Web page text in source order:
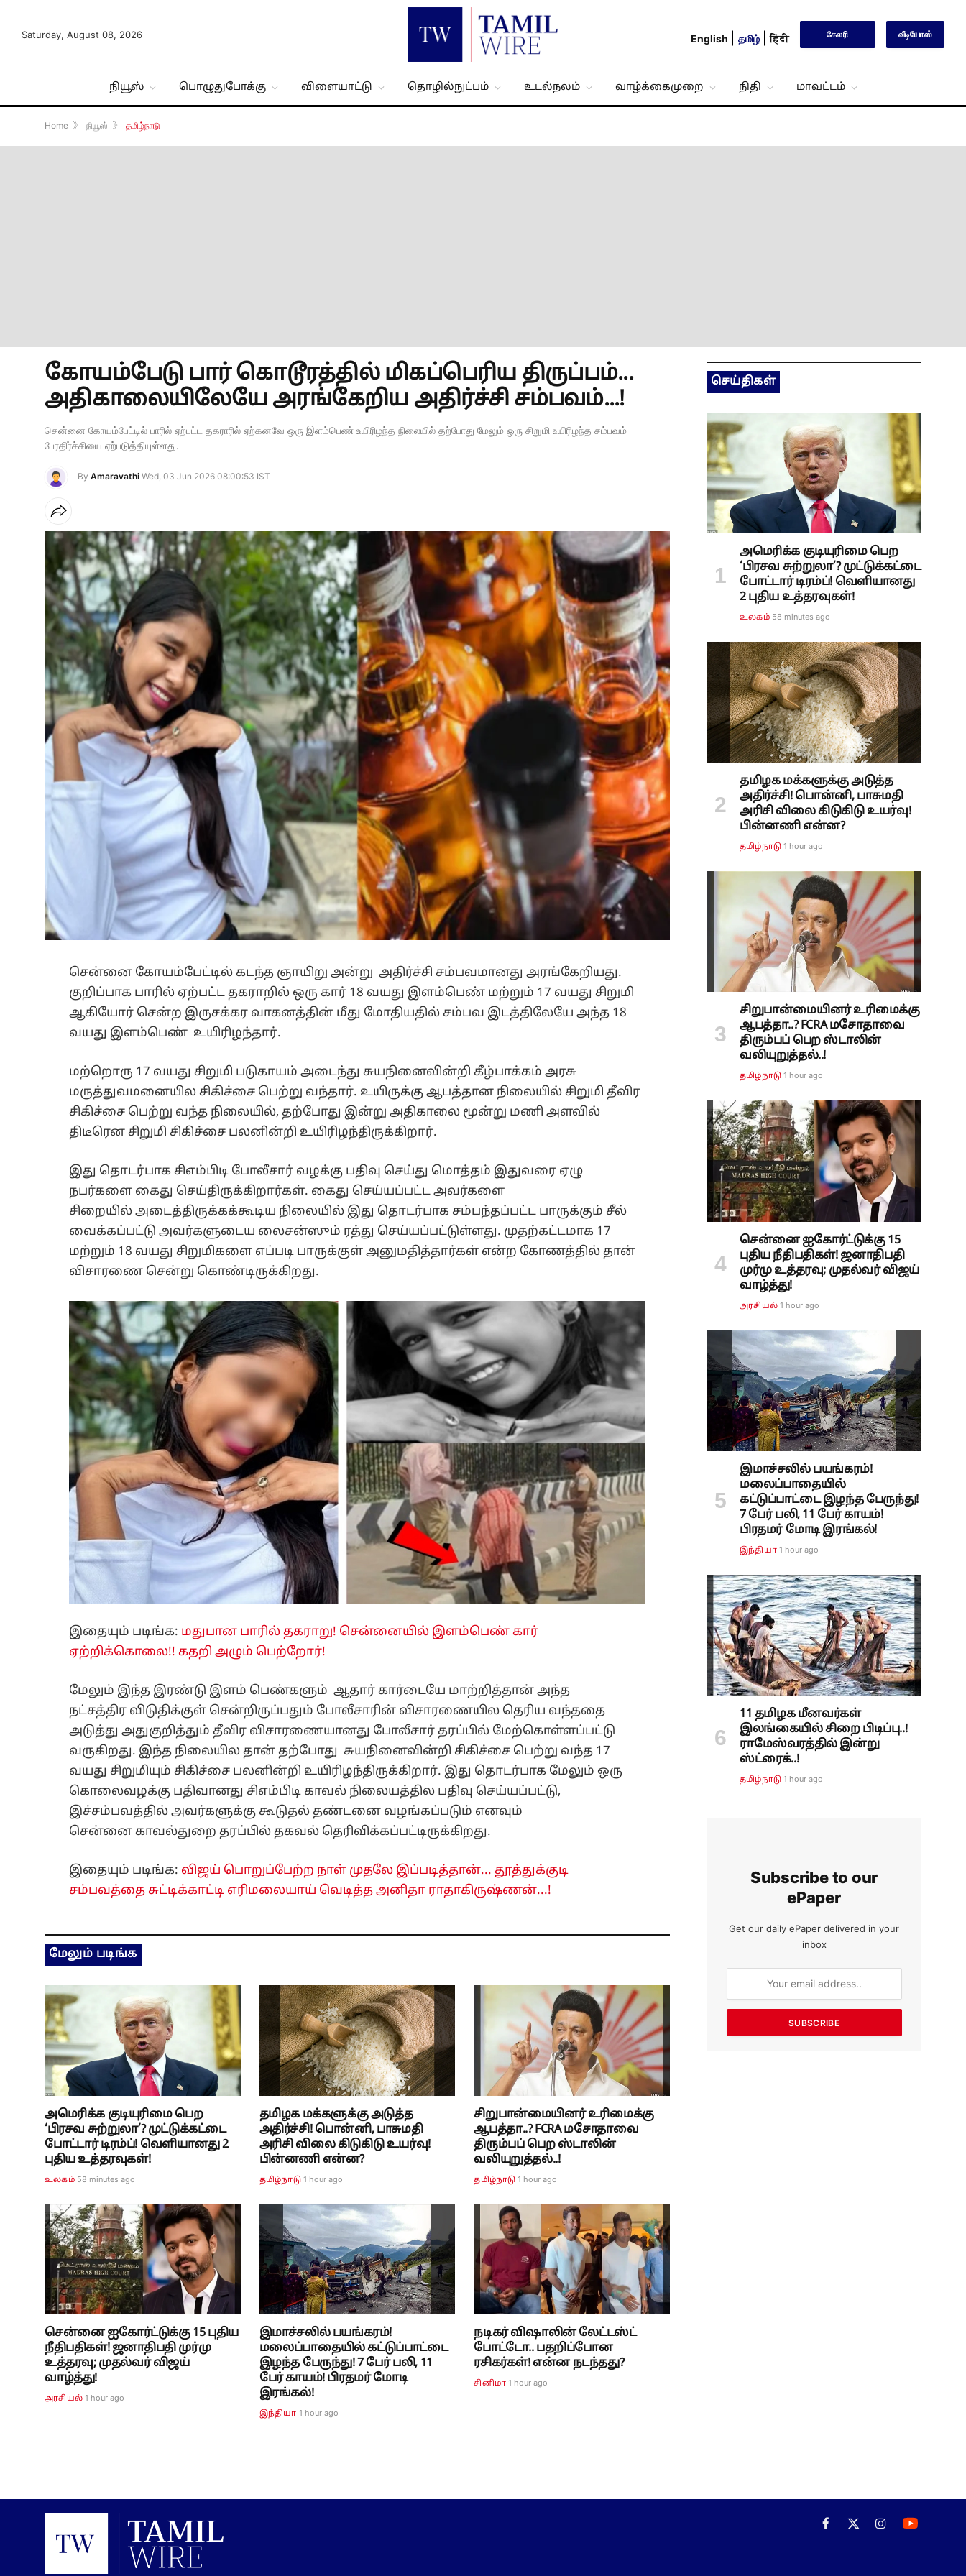
Saturday, August 08, 2026 English தமிழ் हिंदी கேலரி வீடியோஸ்
நியூஸ் பொழுதுபோக்கு விளையாட்டு தொழில்நுட்பம் உடல்நலம் வாழ்க்கைமுறை நிதி மாவட்டம்
Home 》 நியூஸ் 》 தமிழ்நாடு
கோயம்பேடு பார் கொடூரத்தில் மிகப்பெரிய திருப்பம்...
அதிகாலையிலேயே அரங்கேறிய அதிர்ச்சி சம்பவம்...!
சென்னை கோயம்பேட்டில் பாரில் ஏற்பட்ட தகராரில் ஏற்கனவே ஒரு இளம்பெண் உயிரிழந்த நிலையில் தற்போது மேலும் ஒரு சிறுமி உயிரிழந்த சம்பவம்
பேரதிர்ச்சியை ஏற்படுத்தியுள்ளது.
By Amaravathi Wed, 03 Jun 2026 08:00:53 IST
சென்னை கோயம்பேட்டில் கடந்த ஞாயிறு அன்று அதிர்ச்சி சம்பவமானது அரங்கேறியது.
குறிப்பாக பாரில் ஏற்பட்ட தகராறில் ஒரு கார் 18 வயது இளம்பெண் மற்றும் 17 வயது சிறுமி
ஆகியோர் சென்ற இருசக்கர வாகனத்தின் மீது மோதியதில் சம்பவ இடத்திலேயே அந்த 18
வயது இளம்பெண் உயிரிழந்தார்.
மற்றொரு 17 வயது சிறுமி படுகாயம் அடைந்து சுயநினைவின்றி கீழ்பாக்கம் அரசு
மருத்துவமனையில சிகிச்சை பெற்று வந்தார். உயிருக்கு ஆபத்தான நிலையில் சிறுமி தீவிர
சிகிச்சை பெற்று வந்த நிலையில், தற்போது இன்று அதிகாலை மூன்று மணி அளவில்
திடீரென சிறுமி சிகிச்சை பலனின்றி உயிரிழந்திருக்கிறார்.
இது தொடர்பாக சிஎம்பிடி போலீசார் வழக்கு பதிவு செய்து மொத்தம் இதுவரை ஏழு
நபர்களை கைது செய்திருக்கிறார்கள். கைது செய்யப்பட்ட அவர்களை
சிறையில் அடைத்திருக்கக்கூடிய நிலையில் இது தொடர்பாக சம்பந்தப்பட்ட பாருக்கும் சீல்
வைக்கப்பட்டு அவர்களுடைய லைசன்ஸும் ரத்து செய்யப்பட்டுள்ளது. முதற்கட்டமாக 17
மற்றும் 18 வயது சிறுமிகளை எப்படி பாருக்குள் அனுமதித்தார்கள் என்ற கோணத்தில் தான்
விசாரணை சென்று கொண்டிருக்கிறது.
இதையும் படிங்க: மதுபான பாரில் தகராறு! சென்னையில் இளம்பெண் கார்
ஏற்றிக்கொலை!! கதறி அழும் பெற்றோர்!
மேலும் இந்த இரண்டு இளம் பெண்களும் ஆதார் கார்டையே மாற்றித்தான் அந்த
நட்சத்திர விடுதிக்குள் சென்றிருப்பதும் போலீசாரின் விசாரணையில தெரிய வந்ததை
அடுத்து அதுகுறித்தும் தீவிர விசாரணையானது போலீசார் தரப்பில் மேற்கொள்ளப்பட்டு
வருகிறது. இந்த நிலையில தான் தற்போது சுயநினைவின்றி சிகிச்சை பெற்று வந்த 17
வயது சிறுமியும் சிகிச்சை பலனின்றி உயிரிழந்திருக்கிறார். இது தொடர்பாக மேலும் ஒரு
கொலைவழக்கு பதிவானது சிஎம்பிடி காவல் நிலையத்தில பதிவு செய்யப்பட்டு,
இச்சம்பவத்தில் அவர்களுக்கு கூடுதல் தண்டனை வழங்கப்படும் எனவும்
சென்னை காவல்துறை தரப்பில் தகவல் தெரிவிக்கப்பட்டிருக்கிறது.
இதையும் படிங்க: விஜய் பொறுப்பேற்ற நாள் முதலே இப்படித்தான்... தூத்துக்குடி
சம்பவத்தை சுட்டிக்காட்டி எரிமலையாய் வெடித்த அனிதா ராதாகிருஷ்ணன்...!
மேலும் படிங்க
அமெரிக்க குடியுரிமை பெற
‘பிரசவ சுற்றுலா’? முட்டுக்கட்டை
போட்டார் டிரம்ப்! வெளியானது 2
புதிய உத்தரவுகள்!
உலகம் 58 minutes ago
தமிழக மக்களுக்கு அடுத்த
அதிர்ச்சி! பொன்னி, பாசுமதி
அரிசி விலை கிடுகிடு உயர்வு!
பின்னணி என்ன?
தமிழ்நாடு 1 hour ago
சிறுபான்மையினர் உரிமைக்கு
ஆபத்தா..? FCRA மசோதாவை
திரும்பப் பெற ஸ்டாலின்
வலியுறுத்தல்..!
தமிழ்நாடு 1 hour ago
சென்னை ஐகோர்ட்டுக்கு 15 புதிய
நீதிபதிகள்! ஜனாதிபதி முர்மு
உத்தரவு; முதல்வர் விஜய்
வாழ்த்து!
அரசியல் 1 hour ago
இமாச்சலில் பயங்கரம்!
மலைப்பாதையில் கட்டுப்பாட்டை
இழந்த பேருந்து! 7 பேர் பலி, 11
பேர் காயம்! பிரதமர் மோடி
இரங்கல்!
இந்தியா 1 hour ago
நடிகர் விஷாலின் லேட்டஸ்ட்
போட்டோ.. பதறிப்போன
ரசிகர்கள்! என்ன நடந்தது?
சினிமா 1 hour ago
செய்திகள்
அமெரிக்க குடியுரிமை பெற
‘பிரசவ சுற்றுலா’? முட்டுக்கட்டை
போட்டார் டிரம்ப்! வெளியானது
2 புதிய உத்தரவுகள்!
உலகம் 58 minutes ago
தமிழக மக்களுக்கு அடுத்த
அதிர்ச்சி! பொன்னி, பாசுமதி
அரிசி விலை கிடுகிடு உயர்வு!
பின்னணி என்ன?
தமிழ்நாடு 1 hour ago
சிறுபான்மையினர் உரிமைக்கு
ஆபத்தா..? FCRA மசோதாவை
திரும்பப் பெற ஸ்டாலின்
வலியுறுத்தல்..!
தமிழ்நாடு 1 hour ago
சென்னை ஐகோர்ட்டுக்கு 15
புதிய நீதிபதிகள்! ஜனாதிபதி
முர்மு உத்தரவு; முதல்வர் விஜய்
வாழ்த்து!
அரசியல் 1 hour ago
இமாச்சலில் பயங்கரம்!
மலைப்பாதையில்
கட்டுப்பாட்டை இழந்த பேருந்து!
7 பேர் பலி, 11 பேர் காயம்!
பிரதமர் மோடி இரங்கல்!
இந்தியா 1 hour ago
11 தமிழக மீனவர்கள்
இலங்கையில் சிறை பிடிப்பு..!
ராமேஸ்வரத்தில் இன்று
ஸ்ட்ரைக்..!
தமிழ்நாடு 1 hour ago
Subscribe to our
ePaper
Get our daily ePaper delivered in your
inbox
SUBSCRIBE
Facebook
X
Instagram